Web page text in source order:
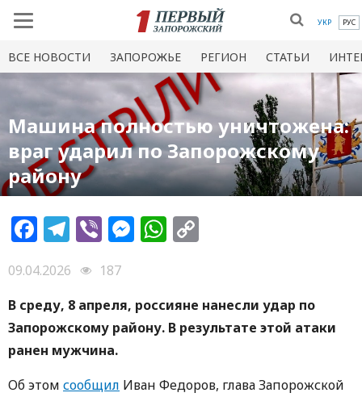
УКР РУС
ВСЕ НОВОСТИ ЗАПОРОЖЬЕ РЕГИОН СТАТЬИ
Машина полностью уничтожена:
враг ударил по Запорожскому
району
Facebook
Telegram
ViberMessenger
WhatsApp
09.04.2026
187
В среду, 8 апреля, россияне нанесли удар по
Запорожскому району. В результате этой атаки
ранен мужчина.
Об этом сообщил Иван Федоров, глава Запорожской